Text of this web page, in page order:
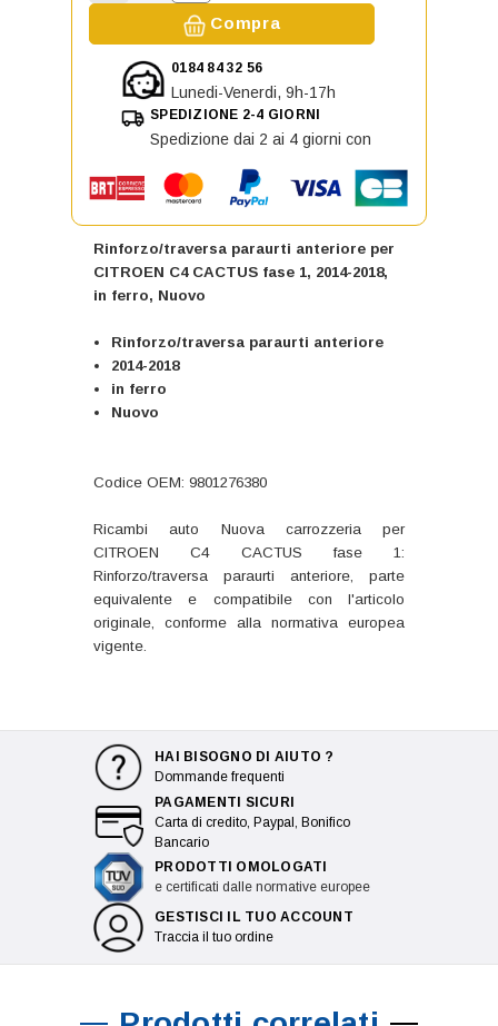
Rinforzo/traversa paraurti anteriore per
CITROEN C4 CACTUS fase 1, 2014-2018,
in ferro, Nuovo
Rinforzo/traversa paraurti anteriore
2014-2018
in ferro
Nuovo
Codice OEM: 9801276380
Ricambi auto Nuova carrozzeria per
CITROEN C4 CACTUS fase 1:
Rinforzo/traversa paraurti anteriore, parte
equivalente e compatibile con l'articolo
originale, conforme alla normativa europea
vigente.
Diminuisci la quantità di Rinforzo/traversa
Aumenta la quantità di Rinforzo/
Compra
0184 84 32 56
Lunedi-Venerdi, 9h-17h
SPEDIZIONE 2-4 GIORNI
Spedizione dai 2 ai 4 giorni con
HAI BISOGNO DI AIUTO ?
Dommande frequenti
PAGAMENTI SICURI
Carta di credito, Paypal, Bonifico
Bancario
PRODOTTI OMOLOGATI
e certificati dalle normative europee
GESTISCI IL TUO ACCOUNT
Traccia il tuo ordine